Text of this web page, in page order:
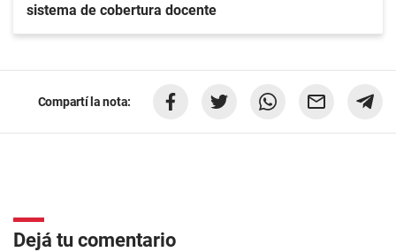
sistema de cobertura docente
Compartí la nota:
Dejá tu comentario